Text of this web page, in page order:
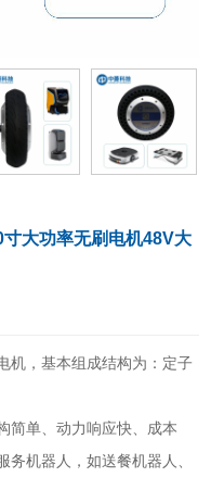
大功率无刷电机48V大
机，基本组成结构为：定子
简单、动力响应快、成本
机器人，如送餐机器人、